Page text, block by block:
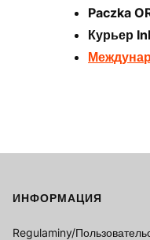
Paczka
Курьер
Footer menu
ИНФОРМАЦИЯ
Regulaminy/